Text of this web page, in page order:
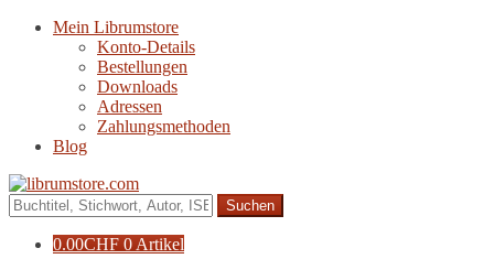
Navigation
Zum
Mein Librumstore
Konto-Details
Bestellungen
Downloads
Adressen
Zahlungsmethoden
Blog
Suche
nach:
0.00CHF 0 Artikel